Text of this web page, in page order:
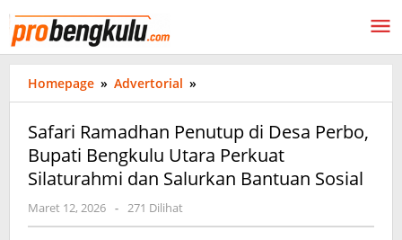
ke
konten
Homepage » Advertorial »
Ramadhan
di
Desa
Perbo,
Utara
Safari Ramadhan Penutup di Desa Perbo,
Bupati Bengkulu Utara Perkuat
Silaturahmi dan Salurkan Bantuan Sosial
Maret 12, 2026 oleh
probengkulu01
- 271 Dilihat